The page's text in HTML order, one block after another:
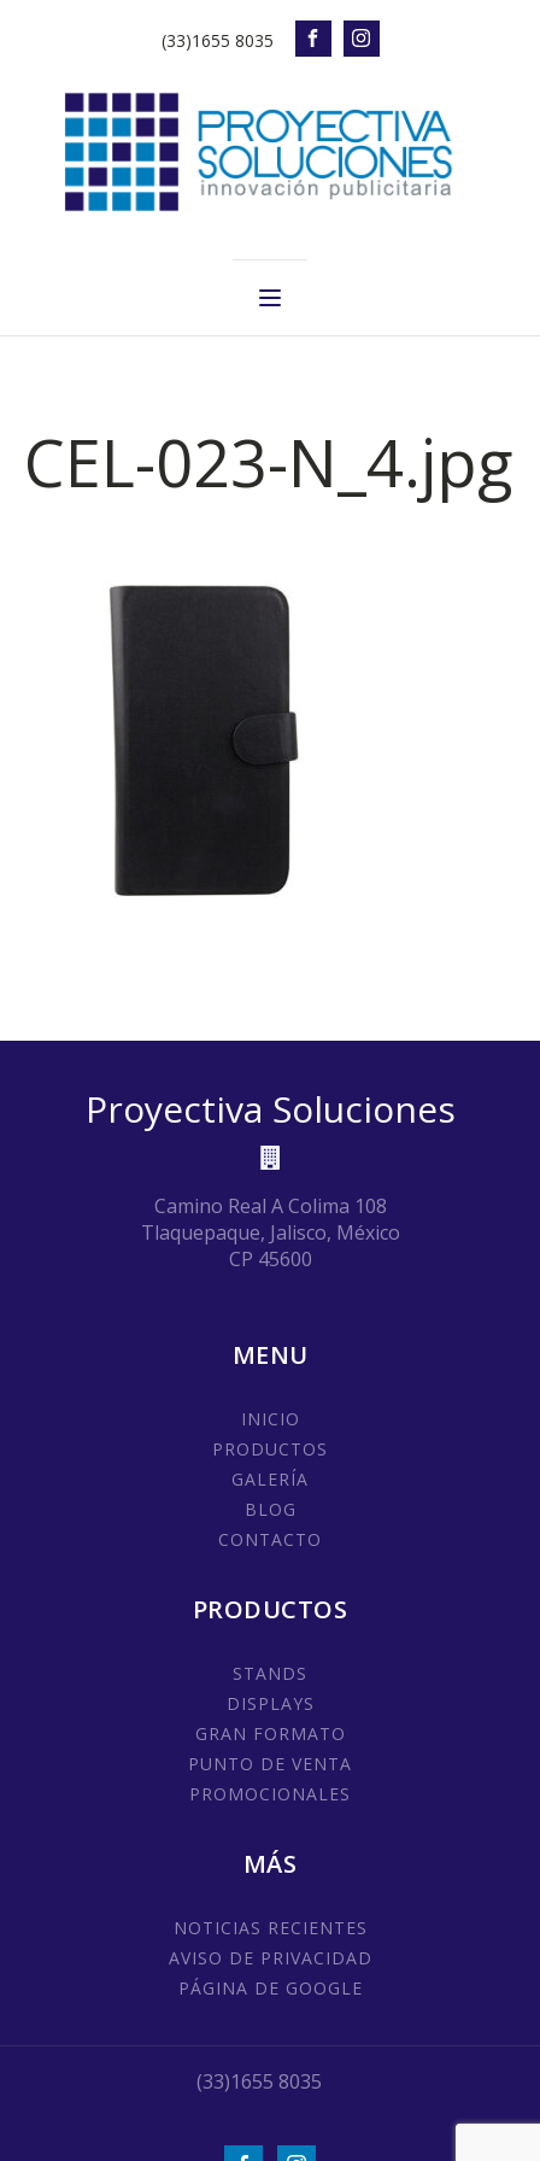
(33)1655 8035
CEL-023-N_4.jpg
Proyectiva Soluciones
Camino Real A Colima 108
Tlaquepaque, Jalisco, México
CP 45600
MENU
INICIO
PRODUCTOS
GALERÍA
BLOG
CONTACTO
PRODUCTOS
STANDS
DISPLAYS
GRAN FORMATO
PUNTO DE VENTA
PROMOCIONALES
MÁS
NOTICIAS RECIENTES
AVISO DE PRIVACIDAD
PÁGINA DE GOOGLE
(33)1655 8035